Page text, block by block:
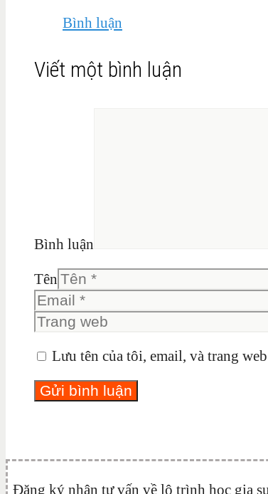
Bình luận
Viết một bình luận
Bình luận
Tên
Lưu tên của tôi, email, và trang
Đăng ký nhận tư vấn về lộ trình học gia